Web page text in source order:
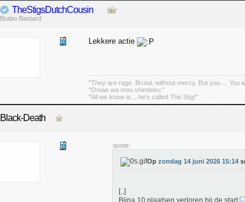
TheStigsDutchCousin
Brabo Bastard
Lekkere actie
"They are rage. Brutal, without mercy. But you.... You
"Omae wa mou shindeiru."
"All we know is... he's called The Stig!"
Black-Death
quote:
Op zondag 14 juni 2026 15:14
[..]
Bijna 10 plaatsen verloren bij de start